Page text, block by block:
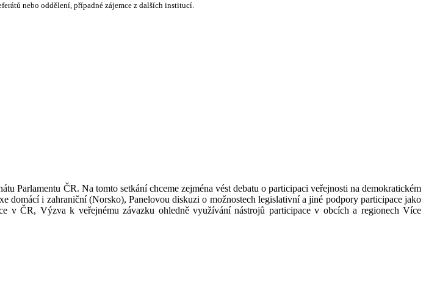
nebo oddělení, případné zájemce z dalších institucí.
Parlamentu ČR. Na tomto setkání chceme zejména vést debatu o participaci veřejnosti na demokratickém
domácí i zahraniční (Norsko), Panelovou diskuzi o možnostech legislativní a jiné podpory participace jako
v ČR, Výzva k veřejnému závazku ohledně využívání nástrojů participace v obcích a regionech Více